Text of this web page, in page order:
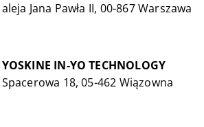
aleja Jana Pawła II, 00-867 Warszawa
YOSKINE IN-YO TECHNOLOGY
Spacerowa 18, 05-462 Wiązowna